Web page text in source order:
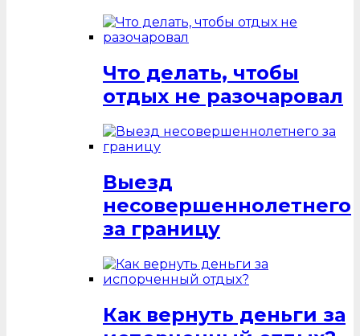
Что делать, чтобы
отдых не разочаровал
Выезд
несовершеннолетнего
за границу
Как вернуть деньги за